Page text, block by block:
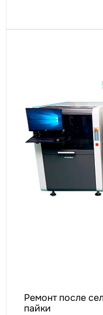
Ремонт после
пайки